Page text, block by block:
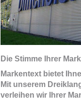
Die Stimme Ihrer
Markentext bietet
Mit unserem
verleihen wir Ihrer